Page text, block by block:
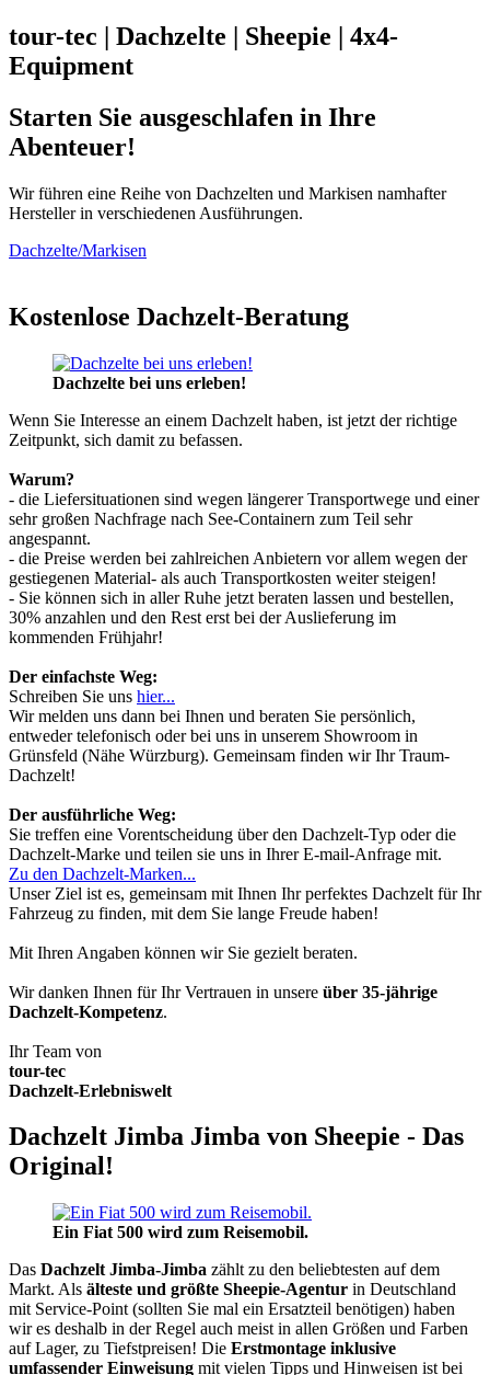
tour-tec | Dachzelte | Sheepie | 4x4-
Equipment
Starten Sie ausgeschlafen in Ihre
Abenteuer!
Wir führen eine Reihe von Dachzelten und Markisen namhafter
Hersteller in verschiedenen Ausführungen.
Dachzelte/Markisen
Kostenlose Dachzelt-Beratung
Dachzelte bei uns erleben!
Wenn Sie Interesse an einem Dachzelt haben, ist jetzt der richtige
Zeitpunkt, sich damit zu befassen.
Warum?
- die Liefersituationen sind wegen längerer Transportwege und einer
sehr großen Nachfrage nach See-Containern zum Teil sehr
angespannt.
- die Preise werden bei zahlreichen Anbietern vor allem wegen der
gestiegenen Material- als auch Transportkosten weiter steigen!
- Sie können sich in aller Ruhe jetzt beraten lassen und bestellen,
30% anzahlen und den Rest erst bei der Auslieferung im
kommenden Frühjahr!
Der einfachste Weg:
Schreiben Sie uns hier...
Wir melden uns dann bei Ihnen und beraten Sie persönlich,
entweder telefonisch oder bei uns in unserem Showroom in
Grünsfeld (Nähe Würzburg). Gemeinsam finden wir Ihr Traum-
Dachzelt!
Der ausführliche Weg:
Sie treffen eine Vorentscheidung über den Dachzelt-Typ oder die
Dachzelt-Marke und teilen sie uns in Ihrer E-mail-Anfrage mit.
Zu den Dachzelt-Marken...
Unser Ziel ist es, gemeinsam mit Ihnen Ihr perfektes Dachzelt für Ihr
Fahrzeug zu finden, mit dem Sie lange Freude haben!
Mit Ihren Angaben können wir Sie gezielt beraten.
Wir danken Ihnen für Ihr Vertrauen in unsere über 35-jährige
Dachzelt-Kompetenz.
Ihr Team von
tour-tec
Dachzelt-Erlebniswelt
Dachzelt Jimba Jimba von Sheepie - Das
Original!
Ein Fiat 500 wird zum Reisemobil.
Das Dachzelt Jimba-Jimba zählt zu den beliebtesten auf dem
Markt. Als älteste und größte Sheepie-Agentur in Deutschland
mit Service-Point (sollten Sie mal ein Ersatzteil benötigen) haben
wir es deshalb in der Regel auch meist in allen Größen und Farben
auf Lager, zu Tiefstpreisen! Die Erstmontage inklusive
umfassender Einweisung mit vielen Tipps und Hinweisen ist bei